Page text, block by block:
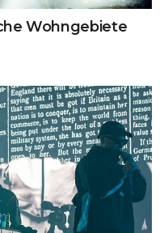
Wohngebiete